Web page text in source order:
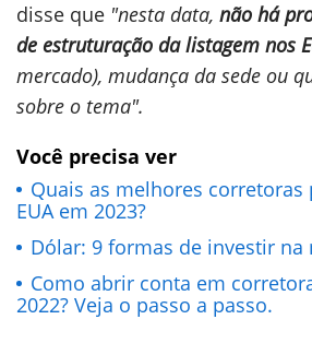
disse que "nesta data, não há
de estruturação da listagem nos
mercado), mudança da sede ou
sobre o tema".
Você precisa ver
Quais as melhores corretoras
EUA em 2023?
Dólar: 9 formas de investir na
Como abrir conta em
2022? Veja o passo a passo.